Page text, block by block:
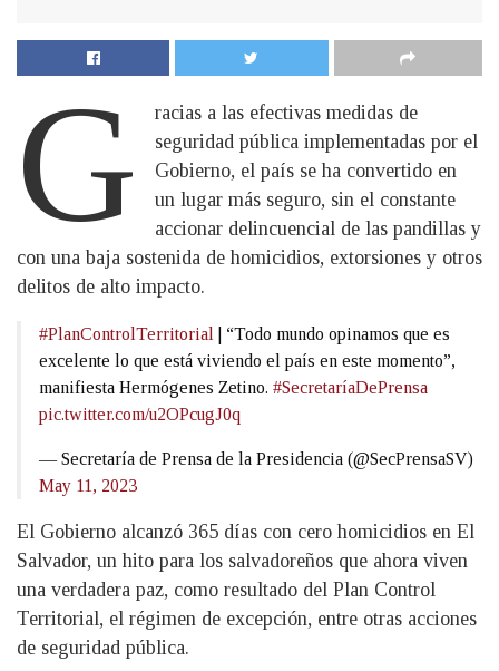
G
racias a las efectivas medidas de
seguridad pública implementadas por el
Gobierno, el país se ha convertido en
un lugar más seguro, sin el constante
accionar delincuencial de las pandillas y
con una baja sostenida de homicidios, extorsiones y otros
delitos de alto impacto.
#PlanControlTerritorial
| “Todo mundo opinamos que es
excelente lo que está viviendo el país en este momento”,
manifiesta Hermógenes Zetino. #SecretaríaDePrensa
pic.twitter.com/u2OPcugJ0q
— Secretaría de Prensa de la Presidencia (@SecPrensaSV)
May 11, 2023
El Gobierno alcanzó 365 días con cero homicidios en El
Salvador, un hito para los salvadoreños que ahora viven
una verdadera paz, como resultado del Plan Control
Territorial, el régimen de excepción, entre otras acciones
de seguridad pública.